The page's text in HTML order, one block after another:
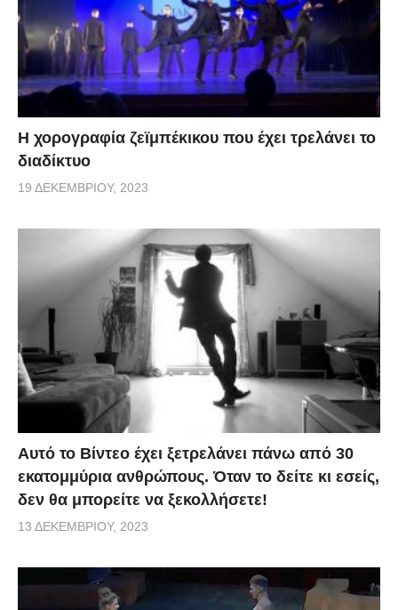
Η χορογραφία ζεϊμπέκικου που έχει τρελάνει το
διαδίκτυο
19 ΔΕΚΕΜΒΡΊΟΥ, 2023
Αυτό το Βίντεο έχει ξετρελάνει πάνω από 30
εκατομμύρια ανθρώπους. Όταν το δείτε κι εσείς,
δεν θα μπορείτε να ξεκολλήσετε!
13 ΔΕΚΕΜΒΡΊΟΥ, 2023